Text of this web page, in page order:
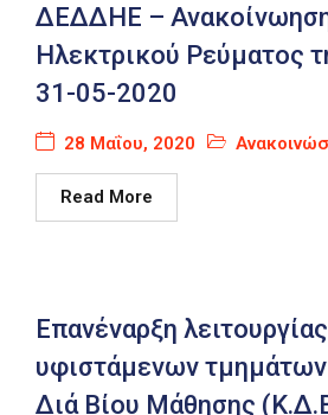
Υπηρεσίες
Του
Δήμου
Αποφάσεις
ΔΕΔΔΗΕ –
Ηλεκτρικού Ρεύματος
31-05-2020
28 Μαΐου, 2020
Read More
Επανέναρξη
υφιστάμενων
Διά Βίου Μάθησης